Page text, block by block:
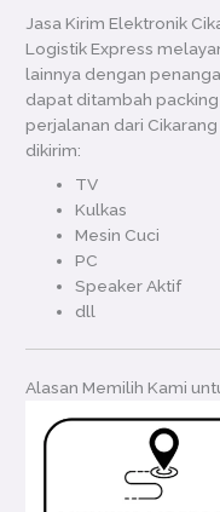
Jasa Kirim Elektronik
Logistik Express
lainnya dengan
dapat ditambah
perjalanan dari
dikirim:
TV
Kulkas
Mesin Cuci
PC
Speaker Aktif
dll
Alasan Memilih Kami